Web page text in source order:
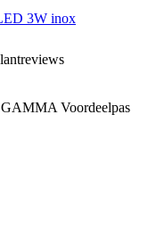
3W inox
Voordeelpas